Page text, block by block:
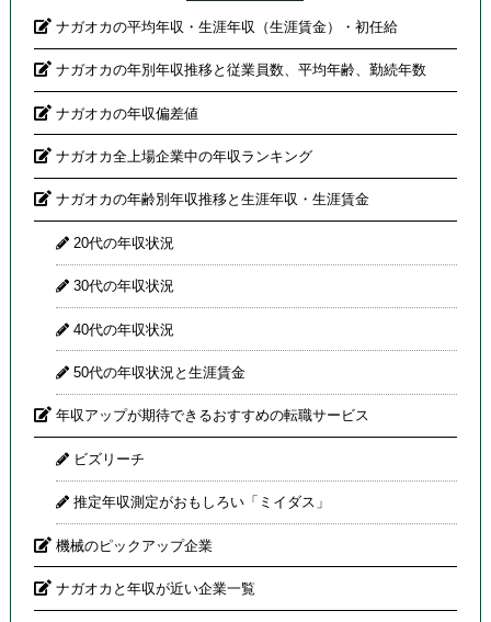
ナガオカの平均年収・生涯年収（生涯賃金）・初任給
ナガオカの年別年収推移と従業員数、平均年齢、勤続年数
ナガオカの年収偏差値
ナガオカ全上場企業中の年収ランキング
ナガオカの年齢別年収推移と生涯年収・生涯賃金
20代の年収状況
30代の年収状況
40代の年収状況
50代の年収状況と生涯賃金
年収アップが期待できるおすすめの転職サービス
ビズリーチ
推定年収測定がおもしろい「ミイダス」
機械のピックアップ企業
ナガオカと年収が近い企業一覧